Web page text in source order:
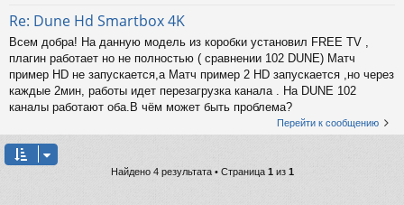
Re: Dune Hd Smartbox 4K
Всем добра! На данную модель из коробки установил FREE TV ,
плагин работает но не полностью ( сравнении 102 DUNE) Матч
пример HD не запускается,а Матч пример 2 HD запускается ,но через
каждые 2мин, работы идет перезагрузка канала . На DUNE 102
каналы работают оба.В чём может быть проблема?
Перейти к сообщению
Найдено 4 результата • Страница 1из 1